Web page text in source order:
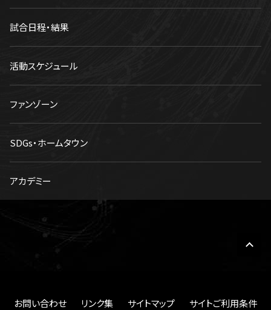
試合日程・結果
活動スケジュール
ファンゾーン
SDGs・ホームタウン
アカデミー
お問い合わせ リンク集 サイトマップ サイトご利用条件